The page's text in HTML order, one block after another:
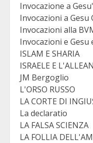
Invocazione a Gesu'
Invocazioni a Gesu
Invocazioni alla
Invocazioni e Gesu
ISLAM E SHARIA
ISRAELE E
JM Bergoglio
L'ORSO RUSSO
LA CORTE DI
La declaratio
LA FALSA SCIENZA
LA FOLLIA